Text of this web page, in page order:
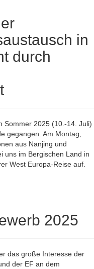
in
durch
Sommer 2025 (10.-14. Juli)
gegangen. Am Montag,
aus Nanjing und
uns im Bergischen Land in
West Europa-Reise auf.
2025
das große Interesse der
der EF an dem